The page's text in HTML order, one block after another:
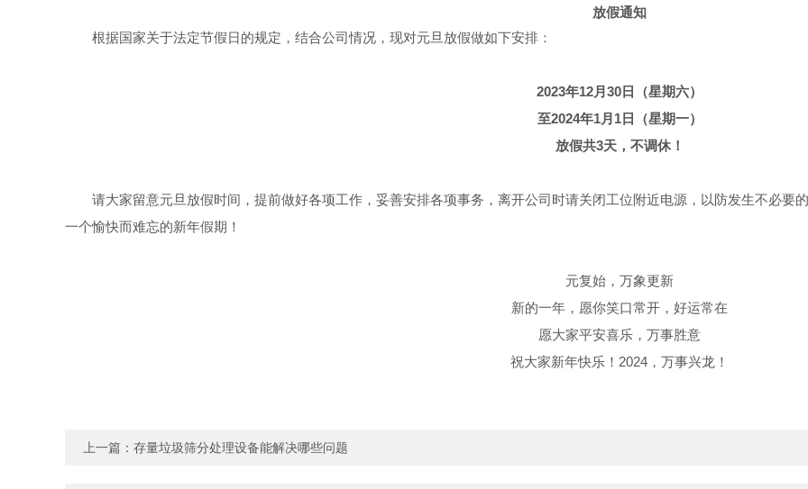
放假通知
根据国家关于法定节假日的规定，结合公司情况，现对元旦放假做如下安排：
2023年12月30日（星期六）
至2024年1月1日（星期一）
放假共3天，不调休！
请大家留意元旦放假时间，提前做好各项工作，妥善安排各项事务，离开公司时请关闭工位附近电源，以防发生不必要
一个愉快而难忘的新年假期！
元复始，万象更新
新的一年，愿你笑口常开，好运常在
愿大家平安喜乐，万事胜意
祝大家新年快乐！2024，万事兴龙！
上一篇： 存量垃圾筛分处理设备能解决哪些问题